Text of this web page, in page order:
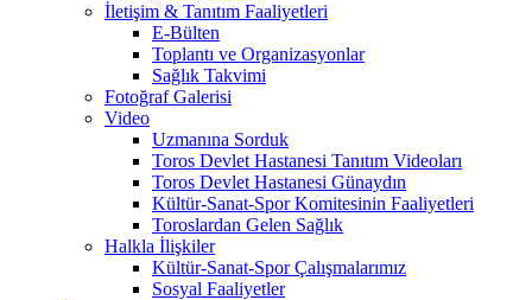
İletişim & Tanıtım Faaliyetleri
E-Bülten
Toplantı ve Organizasyonlar
Sağlık Takvimi
Fotoğraf Galerisi
Video
Uzmanına Sorduk
Toros Devlet Hastanesi Tanıtım Videoları
Toros Devlet Hastanesi Günaydın
Kültür-Sanat-Spor Komitesinin Faaliyetleri
Toroslardan Gelen Sağlık
Halkla İlişkiler
Kültür-Sanat-Spor Çalışmalarımız
Sosyal Faaliyetler